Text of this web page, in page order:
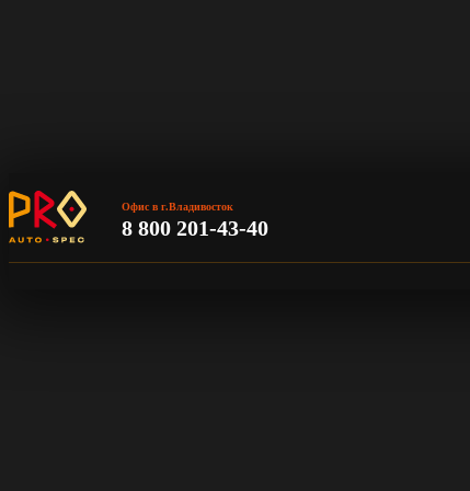
Офис в г.Владивосток
8 800 201-43-40